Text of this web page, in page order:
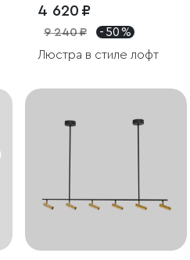
4 620 ₽
9 240 ₽
- 50 %
Люстра в стиле лофт